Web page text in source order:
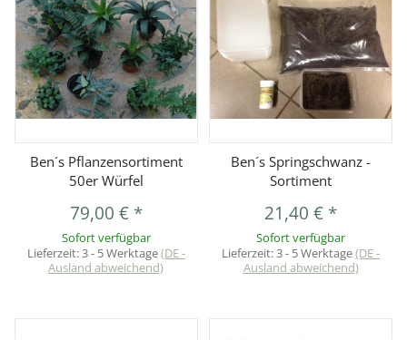
Ben´s Pflanzensortiment
50er Würfel
79,00 € *
Sofort verfügbar
Lieferzeit:3 - 5 Werktage(DE -
Ausland abweichend)
Ben´s Springschwanz -
Sortiment
21,40 € *
Sofort verfügbar
Lieferzeit:3 - 5 Werktage(DE -
Ausland abweichend)